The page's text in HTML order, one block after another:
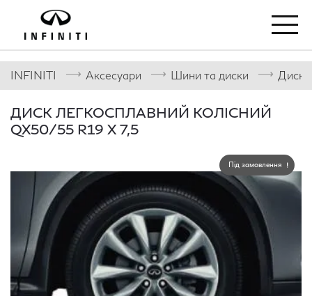
INFINITI ⟶ Аксесуари ⟶ Шини та диски ⟶ Диски
ДИСК ЛЕГКОСПЛАВНИЙ КОЛІСНИЙ
QX50/55 R19 Х 7,5
Під замовлення